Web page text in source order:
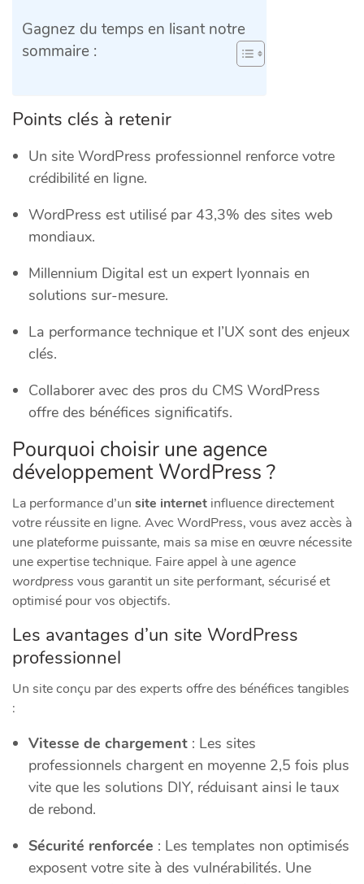
Gagnez du temps en lisant notre
sommaire :
Points clés à retenir
Un site WordPress professionnel renforce votre
crédibilité en ligne.
WordPress est utilisé par 43,3% des sites web
mondiaux.
Millennium Digital est un expert lyonnais en
solutions sur-mesure.
La performance technique et l’UX sont des enjeux
clés.
Collaborer avec des pros du CMS WordPress
offre des bénéfices significatifs.
Pourquoi choisir une agence
développement WordPress ?
La performance d’un site internet influence directement
votre réussite en ligne. Avec WordPress, vous avez accès à
une plateforme puissante, mais sa mise en œuvre nécessite
une expertise technique. Faire appel à uneagence
wordpress vous garantit un site performant, sécurisé et
optimisé pour vos objectifs.
Les avantages d’un site WordPress
professionnel
Un site conçu par des experts offre des bénéfices tangibles
:
Vitesse de chargement : Les sites
professionnels chargent en moyenne 2,5 fois plus
vite que les solutions DIY, réduisant ainsi le taux
de rebond.
Sécurité renforcée : Les templates non optimisés
exposent votre site à des vulnérabilités. Une